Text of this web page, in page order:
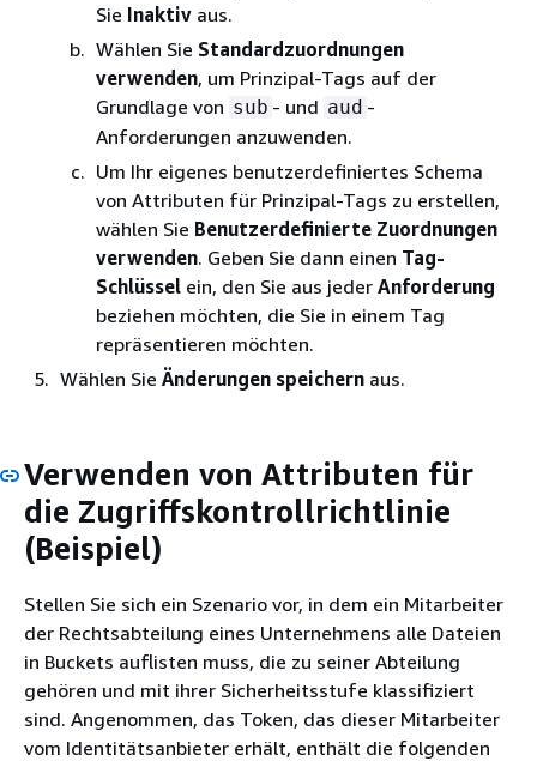
Sie Inaktiv aus.
Wählen Sie Standardzuordnungen
verwenden, um Prinzipal-Tags auf der
Grundlage von sub - und aud -
Anforderungen anzuwenden.
Um Ihr eigenes benutzerdefiniertes Schema
von Attributen für Prinzipal-Tags zu erstellen,
wählen Sie Benutzerdefinierte Zuordnungen
verwenden. Geben Sie dann einen Tag-
Schlüssel ein, den Sie aus jeder Anforderung
beziehen möchten, die Sie in einem Tag
repräsentieren möchten.
Wählen Sie Änderungen speichern aus.
Verwenden von Attributen für
die Zugriffskontrollrichtlinie
(Beispiel)
Stellen Sie sich ein Szenario vor, in dem ein Mitarbeiter
der Rechtsabteilung eines Unternehmens alle Dateien
in Buckets auflisten muss, die zu seiner Abteilung
gehören und mit ihrer Sicherheitsstufe klassifiziert
sind. Angenommen, das Token, das dieser Mitarbeiter
vom Identitätsanbieter erhält, enthält die folgenden